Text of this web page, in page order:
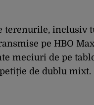
terenurile, inclusiv
pe HBO
meciuri de pe
de dublu mixt.